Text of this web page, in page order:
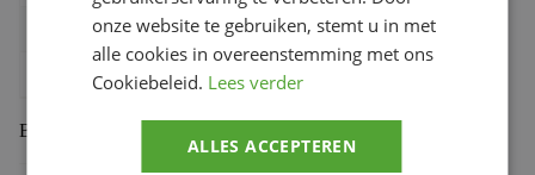
Bihr productcode 1108867003,2128.15.18NC
Productmerk
Beoordelingen (0)
onze website te gebruiken, stemt u in met
alle cookies in overeenstemming met ons
Cookiebeleid. Lees verder
ALLES ACCEPTEREN